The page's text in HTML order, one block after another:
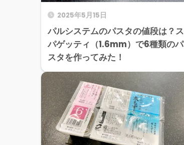
2025年5月15日
パルシステムのパスタの値段は？ス
パゲッティ（1.6mm）で6種類のパ
スタを作ってみた！